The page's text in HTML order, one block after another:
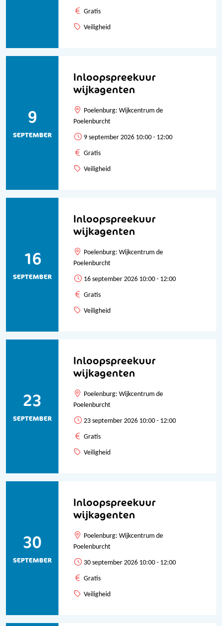
Gratis
Veiligheid
Inloopspreekuur
wijkagenten
9
SEPTEMBER
Poelenburg: Wijkcentrum de
Poelenburcht
9 september 2026 10:00 - 12:00
Gratis
Veiligheid
Inloopspreekuur
wijkagenten
16
SEPTEMBER
Poelenburg: Wijkcentrum de
Poelenburcht
16 september 2026 10:00 - 12:00
Gratis
Veiligheid
Inloopspreekuur
wijkagenten
23
SEPTEMBER
Poelenburg: Wijkcentrum de
Poelenburcht
23 september 2026 10:00 - 12:00
Gratis
Veiligheid
Inloopspreekuur
wijkagenten
30
SEPTEMBER
Poelenburg: Wijkcentrum de
Poelenburcht
30 september 2026 10:00 - 12:00
Gratis
Veiligheid